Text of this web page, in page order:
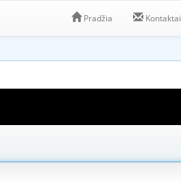
Pradžia Kontaktai